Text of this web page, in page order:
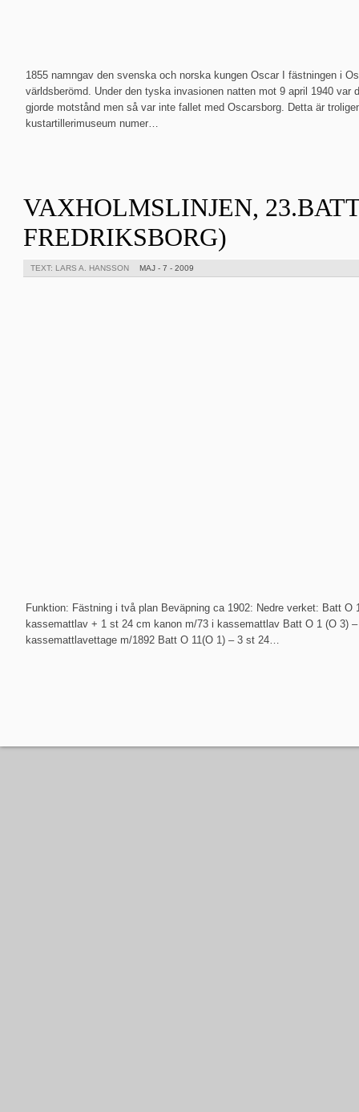
1855 namngav den svenska och norska kungen Oscar I fästningen i
världsberömd. Under den tyska invasionen natten mot 9 april 1940 var
gjorde motstånd men så var inte fallet med Oscarsborg. Detta är
kustartillerimuseum numer…
VAXHOLMSLINJEN,
FREDRIKSBORG)
TEXT: LARS A. HANSSON MAJ - 7 - 2009
Funktion: Fästning i två plan Beväpning ca 1902: Nedre verket: Batt
kassemattlav + 1 st 24 cm kanon m/73 i kassemattlav Batt O 1 (O 3)
kassemattlavettage m/1892 Batt O 11(O 1) – 3 st 24…